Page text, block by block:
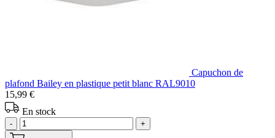
Capuchon de
plafond Bailey en plastique petit blanc RAL9010
15,99 €
En stock
- +